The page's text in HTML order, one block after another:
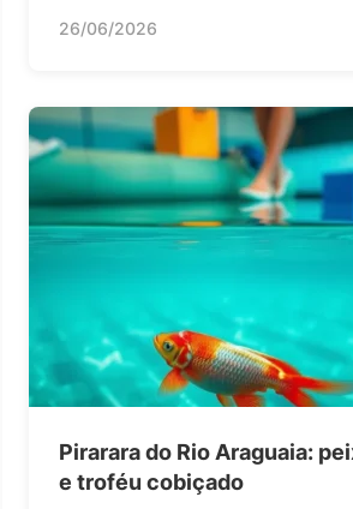
26/06/2026
Pirarara do Rio Araguaia:
e troféu cobiçado